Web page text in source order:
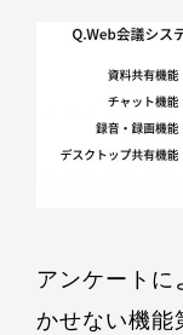
アンケートに
かせない機能